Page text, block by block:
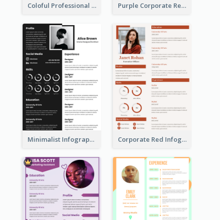
Coloful Professional Distinguished Resume Purple Corporate Resume
Minimalist Infographic Resume Corporate Red Infographic Resume